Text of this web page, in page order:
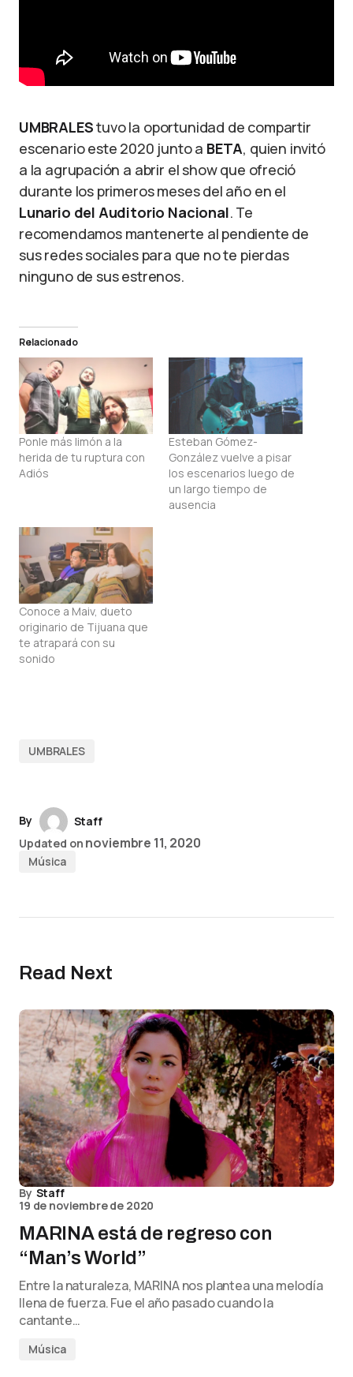
UMBRALEStuvo la oportunidad de compartir
escenario este 2020 junto a BETA, quien invitó
a la agrupación a abrir el show que ofreció
durante los primeros meses del año en el
Lunario del Auditorio Nacional. Te
recomendamos mantenerte al pendiente de
sus redes sociales para que no te pierdas
ninguno de sus estrenos.
Relacionado
Ponle más limón a la
herida de tu ruptura con
Adiós
Esteban Gómez-
González vuelve a pisar
los escenarios luego de
un largo tiempo de
ausencia
Conoce a Maiv, dueto
originario de Tijuana que
te atrapará con su
sonido
UMBRALES
By
Staff
Updated on noviembre 11, 2020
Música
Read Next
By Staff
19 de noviembre de 2020
MARINA está de regreso con
“Man’s World”
Entre la naturaleza, MARINA nos plantea una melodía
llena de fuerza. Fue el año pasado cuando la
cantante…
Música